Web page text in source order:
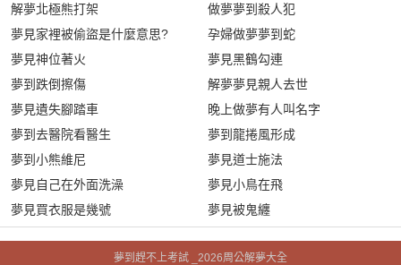
解夢北極熊打架
夢見家裡被偷盜是什麼意思?
夢見神位著火
夢到跌倒擦傷
夢見遺失腳踏車
夢到去醫院看醫生
夢到小熊維尼
夢見自己在外面洗澡
夢見買衣服是幾號
做夢夢到殺人犯
孕婦做夢夢到蛇
夢見黑鶴勾連
解夢夢見親人去世
晚上做夢有人叫名字
夢到龍捲風形成
夢見道士施法
夢見小鳥在飛
夢見被鬼纏
夢到趕不上考試 _2026周公解夢大全